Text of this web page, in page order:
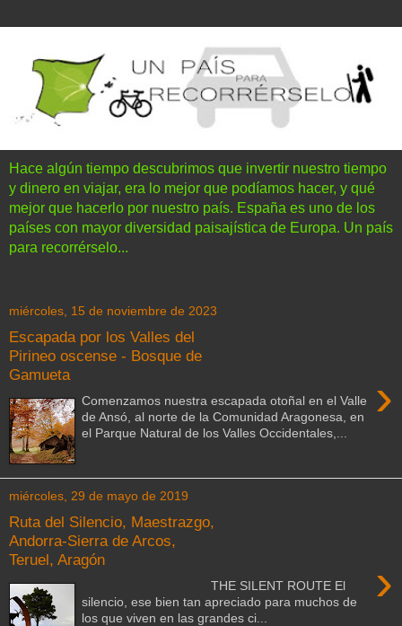
Hace algún tiempo descubrimos que invertir nuestro tiempo
y dinero en viajar, era lo mejor que podíamos hacer, y qué
mejor que hacerlo por nuestro país. España es uno de los
países con mayor diversidad paisajística de Europa. Un país
para recorrérselo...
miércoles, 15 de noviembre de 2023
Escapada por los Valles del
Pirineo oscense - Bosque de
Gamueta
›
Comenzamos nuestra escapada otoñal en el Valle
de Ansó, al norte de la Comunidad Aragonesa, en
el Parque Natural de los Valles Occidentales,...
miércoles, 29 de mayo de 2019
Ruta del Silencio, Maestrazgo,
Andorra-Sierra de Arcos,
Teruel, Aragón
›
THE SILENT ROUTE El
silencio, ese bien tan apreciado para muchos de
los que viven en las grandes ci...